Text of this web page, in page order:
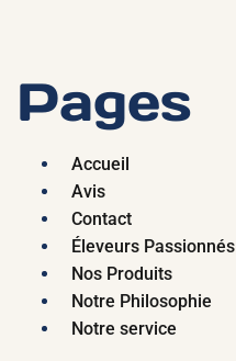
Pages
Accueil
Avis
Contact
Éleveurs Passionnés
Nos Produits
Notre Philosophie
Notre service